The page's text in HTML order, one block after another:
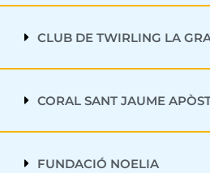
CLUB DE TWIRLING LA
CORAL SANT JAUME
FUNDACIÓ NOELIA